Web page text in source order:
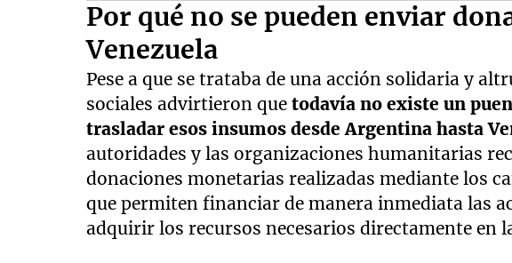
Por qué no se pueden enviar
Venezuela
Pese a que se trataba de una acción solidaria y
sociales advirtieron quetodavía no existe un
trasladar esos insumos desde Argentina hasta
autoridades y las organizaciones humanitarias
donaciones monetarias realizadas mediante los
que permiten financiar de manera inmediata las
adquirir los recursos necesarios directamente en